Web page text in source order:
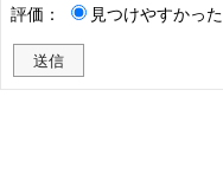
評価：
見つけやすかった